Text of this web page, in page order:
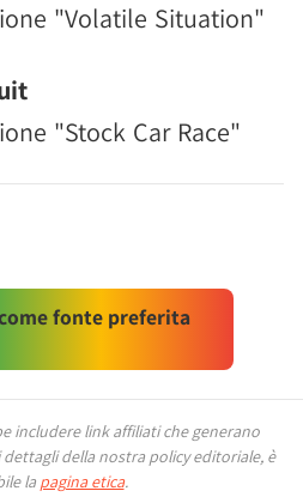
"Volatile Situation"
"Stock Car Race"
fonte preferita
includere link affiliati che generano
dettagli della nostra policy editoriale, è
la pagina etica.